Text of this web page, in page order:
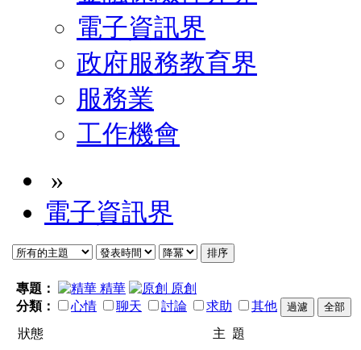
電子資訊界
政府服務教育界
服務業
工作機會
»
電子資訊界
專題： 精華
原創
分類：
心情 聊天 討論 求助
其他
狀態
主 題